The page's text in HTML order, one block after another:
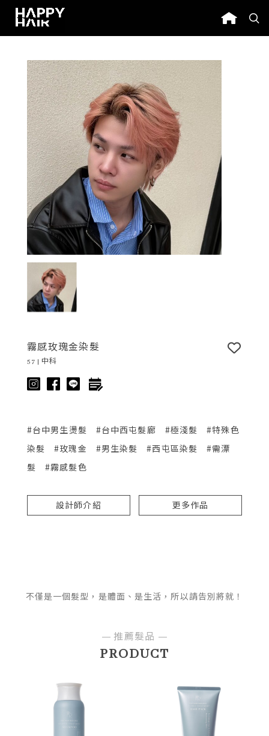
霧感玫瑰金染髮
57 | 中科
#台中男生燙髮 #台中西屯髮廊 #極淺髮
#特殊色
染髮
#玫瑰金 #男生染髮 #西屯區染髮
#需漂
髮
#霧感髮色
設計師介紹 更多作品
不僅是一個髮型，是體面、是生活，所以請告別將就！
PRODUCT
推薦髮品